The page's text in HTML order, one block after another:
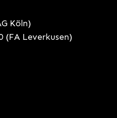
Köln)
(FA Leverkusen)